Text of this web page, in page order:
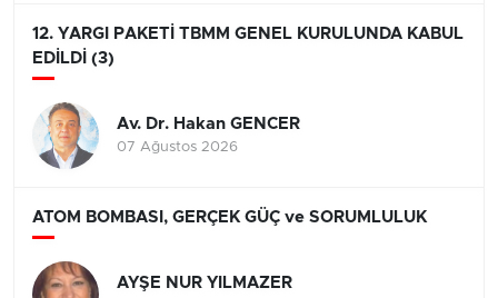
12. YARGI PAKETİ TBMM GENEL KURULUNDA KABUL
EDİLDİ (3)
Av. Dr. Hakan GENCER
07 Ağustos 2026
ATOM BOMBASI, GERÇEK GÜÇ ve SORUMLULUK
AYŞE NUR YILMAZER